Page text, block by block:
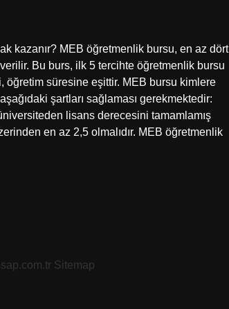
kazanır? MEB öğretmenlik bursu, en az dört
Bu burs, ilk 5 tercihte öğretmenlik bursu
süresine eşittir. MEB bursu kimlere
şartları sağlaması gerekmektedir:
lisans derecesini tamamlamış
en az 2,5 olmalıdır. MEB öğretmenlik
Sitemap